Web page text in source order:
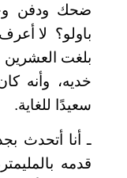
ضحك ودفن
باولو؟ لا
بلغت العشرين
خديه، وأنه
سعيدًا للغاية.
ـ أنا أتحدث
قدمه